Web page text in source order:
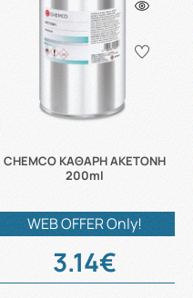
CHEMCO ΚΑΘΑΡΗ ΑΚΕΤΟΝΗ
200ml
WEB OFFER Only!
3.14€